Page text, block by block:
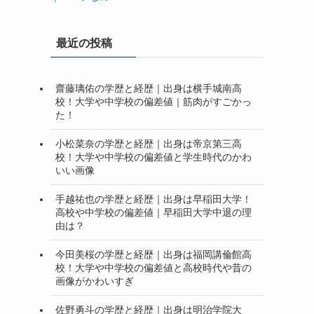
最近の投稿
齋藤璃佑の学歴と経歴｜出身は横手城南高
校！大学や中学校の偏差値｜筋肉がすごかっ
た！
小松菜奈の学歴と経歴｜出身は帝京第三高
校！大学や中学校の偏差値と学生時代のかわ
いい画像
手越祐也の学歴と経歴｜出身は早稲田大学！
高校や中学校の偏差値｜早稲田大学中退の理
由は？
今田美桜の学歴と経歴｜出身は福岡講倫館高
校！大学や中学校の偏差値と高校時代や昔の
画像がかわいすぎ
佐野勇斗の学歴と経歴｜出身は明治学院大